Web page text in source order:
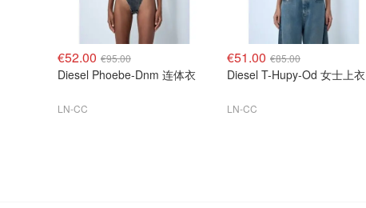
€52.00 €95.00
Diesel Phoebe-Dnm 连体衣
LN-CC
€51.00 €85.00
Diesel T-Hupy-Od 女士上衣
LN-CC